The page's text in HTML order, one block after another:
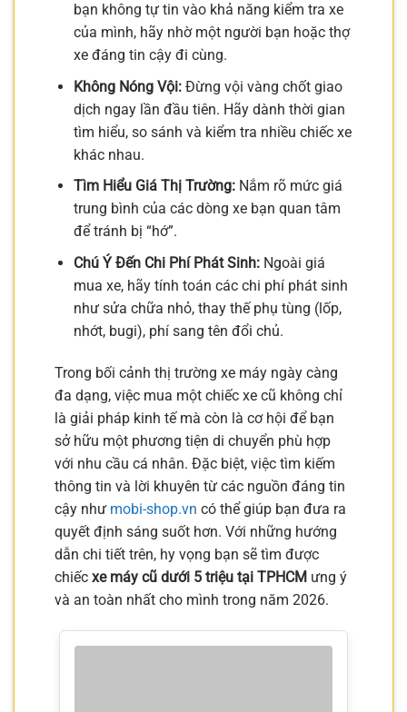
bạn không tự tin vào khả năng kiểm tra xe
của mình, hãy nhờ một người bạn hoặc thợ
xe đáng tin cậy đi cùng.
Không Nóng Vội:Đừng vội vàng chốt giao
dịch ngay lần đầu tiên. Hãy dành thời gian
tìm hiểu, so sánh và kiểm tra nhiều chiếc xe
khác nhau.
Tìm Hiểu Giá Thị Trường:Nắm rõ mức giá
trung bình của các dòng xe bạn quan tâm
để tránh bị “hớ”.
Chú Ý Đến Chi Phí Phát Sinh:Ngoài giá
mua xe, hãy tính toán các chi phí phát sinh
như sửa chữa nhỏ, thay thế phụ tùng (lốp,
nhớt, bugi), phí sang tên đổi chủ.
Trong bối cảnh thị trường xe máy ngày càng
đa dạng, việc mua một chiếc xe cũ không chỉ
là giải pháp kinh tế mà còn là cơ hội để bạn
sở hữu một phương tiện di chuyển phù hợp
với nhu cầu cá nhân. Đặc biệt, việc tìm kiếm
thông tin và lời khuyên từ các nguồn đáng tin
cậy như mobi-shop.vn có thể giúp bạn đưa ra
quyết định sáng suốt hơn. Với những hướng
dẫn chi tiết trên, hy vọng bạn sẽ tìm được
chiếc xe máy cũ dưới 5 triệu tại TPHCM ưng ý
và an toàn nhất cho mình trong năm 2026.